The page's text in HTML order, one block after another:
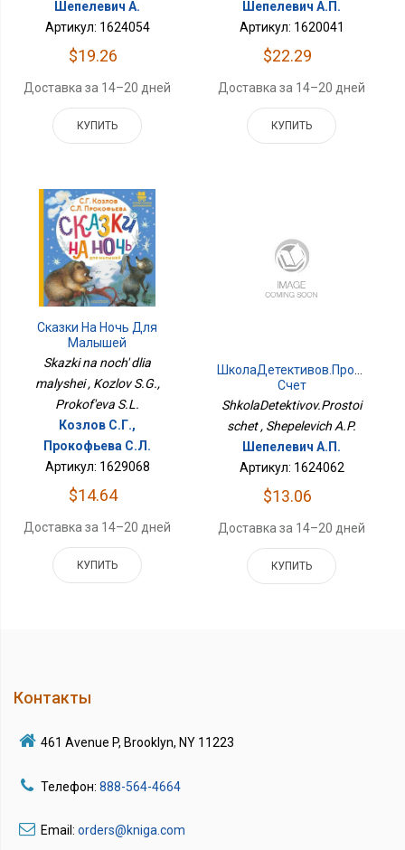
Шепелевич А.
Артикул: 1624054
$19.26
Доставка за 14–20 дней
КУПИТЬ
Шепелевич А.П.
Артикул: 1620041
$22.29
Доставка за 14–20 дней
КУПИТЬ
Сказки На Ночь Для
Малышей
Skazki na noch' dlia
malyshei , Kozlov S.G.,
Prokof'eva S.L.
Козлов С.Г.,
Прокофьева С.Л.
Артикул: 1629068
$14.64
Доставка за 14–20 дней
КУПИТЬ
ШколаДетективов.Простой
Счет
ShkolaDetektivov.Prostoi
schet , Shepelevich A.P.
Шепелевич А.П.
Артикул: 1624062
$13.06
Доставка за 14–20 дней
КУПИТЬ
Контакты
461 Avenue P, Brooklyn, NY 11223
Телефон: 888-564-4664
Email: orders@kniga.com